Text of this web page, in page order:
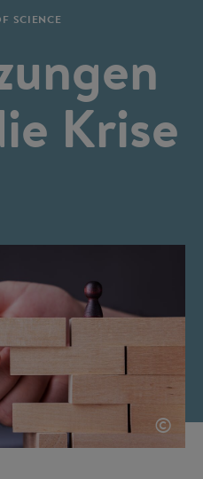
SCIENCE
Krise
©